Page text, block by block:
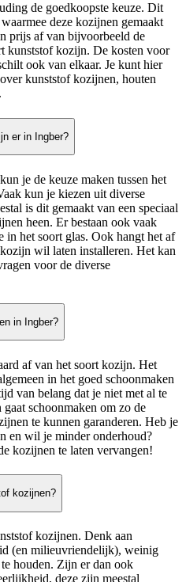
de goedkoopste keuze. Dit
deze kozijnen gemaakt
prijs af van bijvoorbeeld de
kunststof kozijn. De kosten voor
ook van elkaar. Je kunt hier
kunststof kozijnen, houten
er in Ingber?
je de keuze maken tussen het
kun je kiezen uit diverse
is dit gemaakt van een speciaal
heen. Er bestaan ook vaak
in het soort glas. Ook hangt het af
wil laten installeren. Het kan
voor de diverse
in Ingber?
af van het soort kozijn. Het
in het goed schoonmaken
van belang dat je niet met al te
schoonmaken om zo de
te kunnen garanderen. Heb je
en wil je minder onderhoud?
kozijnen te laten vervangen!
kozijnen?
kozijnen. Denk aan
(en milieuvriendelijk), weinig
houden. Zijn er dan ook
deze zijn meestal